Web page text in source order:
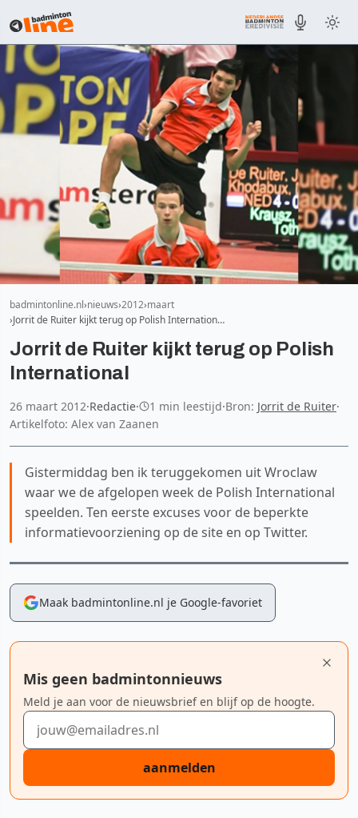
badmintonline.nl nieuws 2012 maart
Jorrit de Ruiter kijkt terug op Polish Internation…
Jorrit de Ruiter kijkt terug op Polish
International
26 maart 2012·Redactie· 1 min leestijd·Bron: Jorrit de Ruiter·
Artikelfoto: Alex van Zaanen
Gistermiddag ben ik teruggekomen uit Wroclaw
waar we de afgelopen week de Polish International
speelden. Ten eerste excuses voor de beperkte
informatievoorziening op de site en op Twitter.
Maak badmintonline.nl je Google-favoriet
Mis geen badmintonnieuws
Meld je aan voor de nieuwsbrief en blijf op de hoogte.
E-mailadres
aanmelden